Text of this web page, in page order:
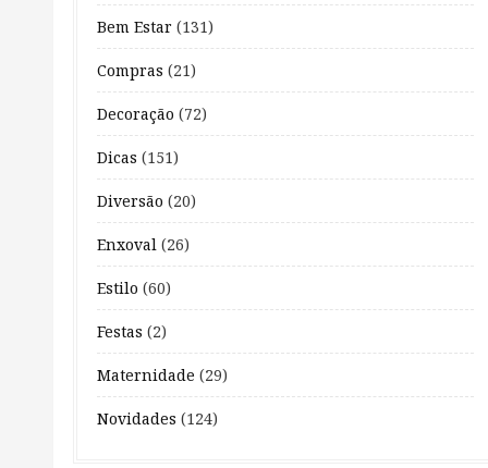
Bem Estar (131)
Compras (21)
Decoração (72)
Dicas (151)
Diversão (20)
Enxoval (26)
Estilo (60)
Festas (2)
Maternidade (29)
Novidades (124)